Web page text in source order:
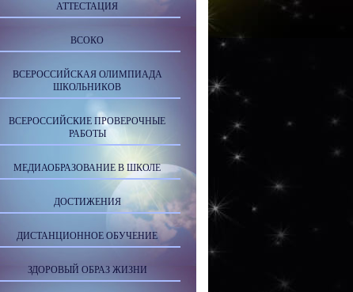
АТТЕСТАЦИЯ
ВСОКО
ВСЕРОССИЙСКАЯ ОЛИМПИАДА
ШКОЛЬНИКОВ
ВСЕРОССИЙСКИЕ ПРОВЕРОЧНЫЕ
РАБОТЫ
МЕДИАОБРАЗОВАНИЕ В ШКОЛЕ
ДОСТИЖЕНИЯ
ДИСТАНЦИОННОЕ ОБУЧЕНИЕ
ЗДОРОВЫЙ ОБРАЗ ЖИЗНИ